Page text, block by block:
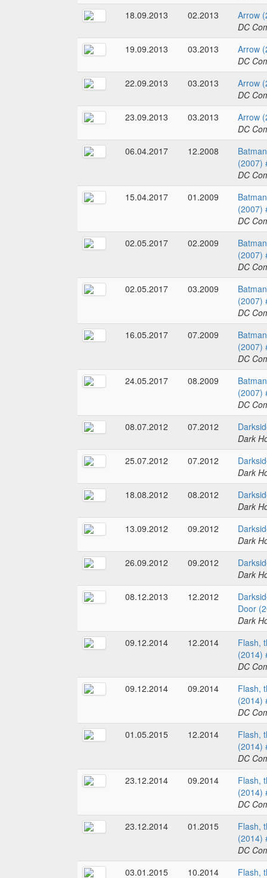
18.09.2013
02.2013
Arrow
DC
19.09.2013
03.2013
Arrow
DC
22.09.2013
03.2013
Arrow
DC
23.09.2013
03.2013
Arrow
DC
06.04.2017
12.2008
(2007)
DC
15.04.2017
01.2009
(2007)
DC
02.05.2017
02.2009
(2007)
DC
02.05.2017
03.2009
(2007)
DC
16.05.2017
07.2009
(2007)
DC
24.05.2017
08.2009
(2007)
DC
08.07.2012
07.2012
Dark
25.07.2012
07.2012
Dark
18.08.2012
08.2012
Dark
13.09.2012
09.2012
Dark
26.09.2012
09.2012
Dark
08.12.2013
12.2012
Door
Dark
09.12.2014
12.2014
Flash,
(2014)
DC
09.12.2014
09.2014
Flash,
(2014)
DC
01.05.2015
12.2014
Flash,
(2014)
DC
23.12.2014
09.2014
Flash,
(2014)
DC
23.12.2014
01.2015
Flash,
(2014)
DC
03.01.2015
10.2014 Flash,